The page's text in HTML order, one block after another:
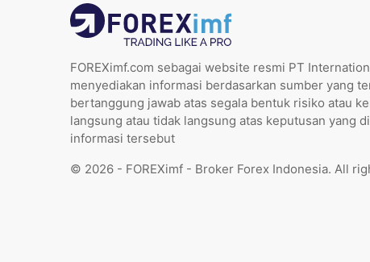
FOREXimf.com sebagai website resmi PT
menyediakan informasi berdasarkan sumber yang
bertanggung jawab atas segala bentuk risiko atau
langsung atau tidak langsung atas keputusan yang
informasi tersebut
© 2026 - FOREXimf - Broker Forex Indonesia. All